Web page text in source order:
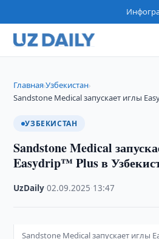
Главная›Узбекистан›
Sandstone Medical запускает иглы
УЗБЕКИСТАН
Sandstone Medical
Easydrip™ Plus в
UzDaily ·02.09.2025 13:47
Sandstone Medical запускает иглы